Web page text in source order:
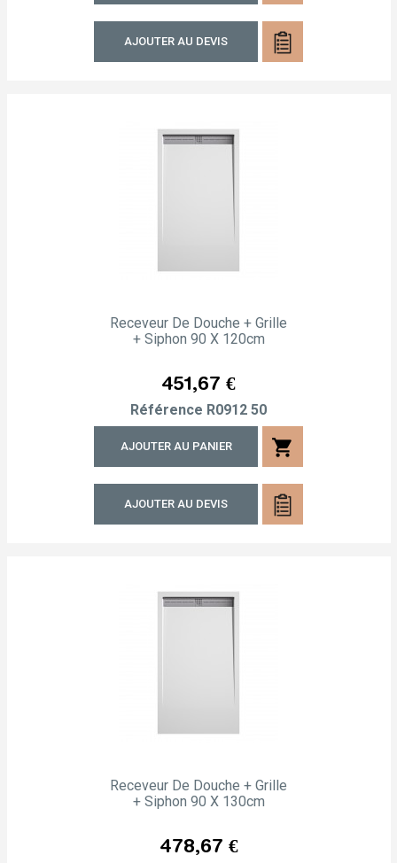
AJOUTER AU DEVIS
Receveur De Douche + Grille
+ Siphon 90 X 120cm
Prix
451,67 €
Référence R0912 50
AJOUTER AU PANIER shopping_cart
AJOUTER AU DEVIS
Receveur De Douche + Grille
+ Siphon 90 X 130cm
Prix
478,67 €